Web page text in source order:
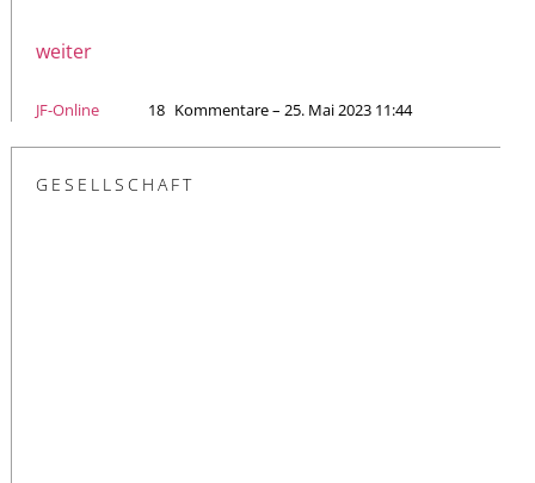
weiter
JF-Online 18 Kommentare – 25. Mai 2023 11:44
GESELLSCHAFT